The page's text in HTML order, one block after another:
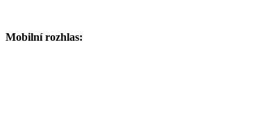
Mobilní rozhlas: